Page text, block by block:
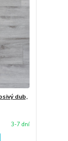
dub,
3-7 dní